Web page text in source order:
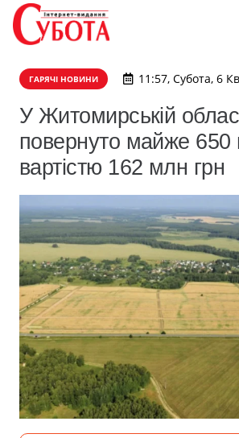
ГАРЯЧІ НОВИНИ 11:57, Субота, 6
У Житомирській
повернуто майже 650
вартістю 162 млн грн